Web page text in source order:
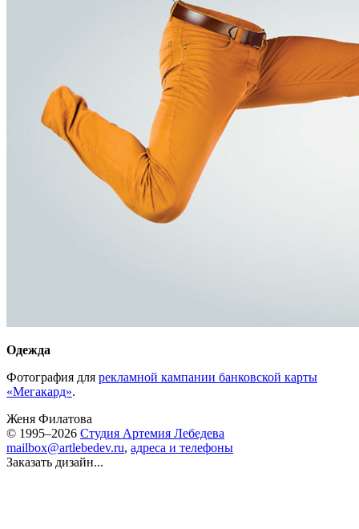
Одежда
Фотография для рекламной кампании банковской карты
«Мегакард».
Женя Филатова
© 1995–2026 Студия Артемия Лебедева
mailbox@artlebedev.ru, адреса и телефоны
Заказать дизайн...